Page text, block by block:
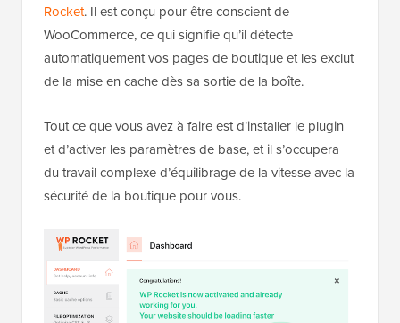
Rocket. Il est conçu pour être conscient de
WooCommerce, ce qui signifie qu’il détecte
automatiquement vos pages de boutique et les exclut
de la mise en cache dès sa sortie de la boîte.
Tout ce que vous avez à faire est d’installer le plugin
et d’activer les paramètres de base, et il s’occupera
du travail complexe d’équilibrage de la vitesse avec la
sécurité de la boutique pour vous.